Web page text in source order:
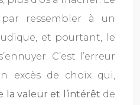
ressembler à un
et pourtant, le
C’est l’erreur
excès de choix qui,
la valeur et l’intérêt de